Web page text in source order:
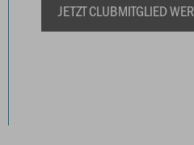
JETZT CLUBMITGLIED